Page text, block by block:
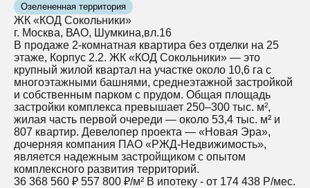
Озелененная территория
ЖК «КОД Сокольники»
г. Москва, ВАО, Шумкина,вл.16
В продаже 2-комнатная квартира без отделки на 25
этаже, Корпус 2.2. ЖК «КОД Сокольники» — это
крупный жилой квартал на участке около 10,6 га с
многоэтажными башнями, среднеэтажной застройкой
и собственным парком с прудом. Общая площадь
застройки комплекса превышает 250–300 тыс. м²,
жилая часть первой очереди — около 53,4 тыс. м² и
807 квартир. Девелопер проекта — «Новая Эра»,
дочерняя компания ПАО «РЖД‑Недвижимость»,
является надежным застройщиком с опытом
комплексного развития территорий.
36 368 560 ₽ 557 800 ₽/м² В ипотеку - от 174 438 Р/мес.